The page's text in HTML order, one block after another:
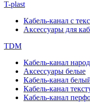
T-plast
Кабель-канал с
Аксессуары для
TDM
Кабель-канал
Аксессуары белые
Кабель-канал
Кабель-канал
Кабель-канал